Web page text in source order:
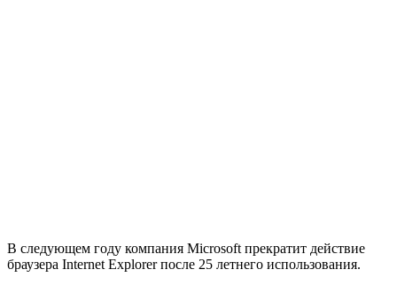
В следующем году компания Microsoft прекратит действие
браузера Internet Explorer после 25 летнего использования.